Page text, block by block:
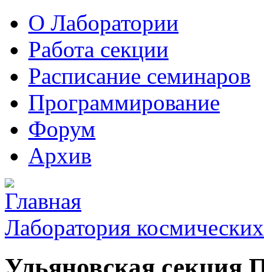
О Лаборатории
Работа секции
Расписание семинаров
Программирование
Форум
Архив
Лаборатория